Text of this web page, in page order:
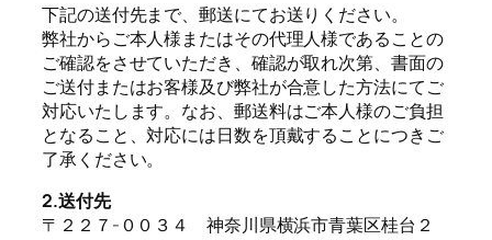
下記の送付先まで、郵送にてお送りください。
弊社からご本人様またはその代理人様であることの
ご確認をさせていただき、確認が取れ次第、書面の
ご送付またはお客様及び弊社が合意した方法にてご
対応いたします。なお、郵送料はご本人様のご負担
となること、対応には日数を頂戴することにつきご
了承ください。
2.送付先
〒２２７-００３４ 神奈川県横浜市青葉区桂台２